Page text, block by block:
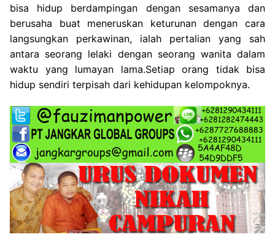
bisa hidup berdampingan dengan sesamanya dan
berusaha buat meneruskan keturunan dengan cara
langsungkan perkawinan, ialah pertalian yang sah
antara seorang lelaki dengan seorang wanita dalam
waktu yang lumayan lama.Setiap orang tidak bisa
hidup sendiri terpisah dari kehidupan kelompoknya.